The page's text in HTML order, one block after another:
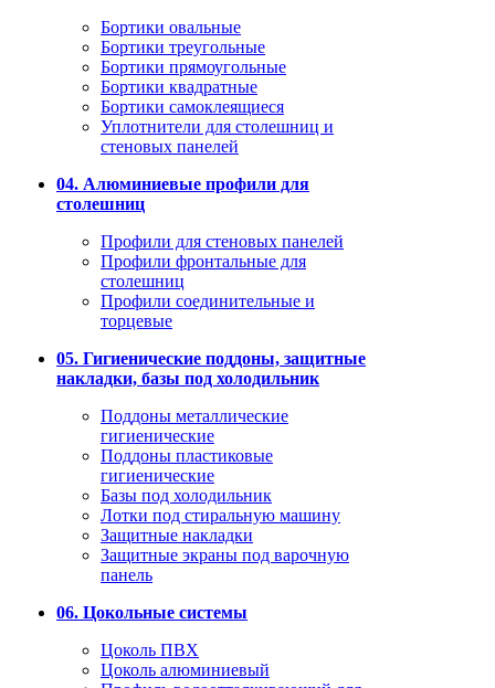
Бортики овальные
Бортики треугольные
Бортики прямоугольные
Бортики квадратные
Бортики самоклеящиеся
Уплотнители для столешниц и
стеновых панелей
04. Алюминиевые профили для
столешниц
Профили для стеновых панелей
Профили фронтальные для
столешниц
Профили соединительные и
торцевые
05. Гигиенические поддоны, защитные
накладки, базы под холодильник
Поддоны металлические
гигиенические
Поддоны пластиковые
гигиенические
Базы под холодильник
Лотки под стиральную машину
Защитные накладки
Защитные экраны под варочную
панель
06. Цокольные системы
Цоколь ПВХ
Цоколь алюминиевый